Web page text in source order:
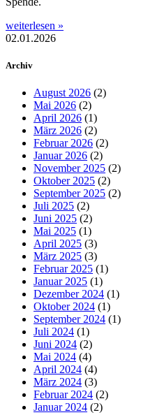
weiterlesen »
02.01.2026
Archiv
August 2026 (2)
Mai 2026 (2)
April 2026 (1)
März 2026 (2)
Februar 2026 (2)
Januar 2026 (2)
November 2025 (2)
Oktober 2025 (2)
September 2025 (2)
Juli 2025 (2)
Juni 2025 (2)
Mai 2025 (1)
April 2025 (3)
März 2025 (3)
Februar 2025 (1)
Januar 2025 (1)
Dezember 2024 (1)
Oktober 2024 (1)
September 2024 (1)
Juli 2024 (1)
Juni 2024 (2)
Mai 2024 (4)
April 2024 (4)
März 2024 (3)
Februar 2024 (2)
Januar 2024 (2)